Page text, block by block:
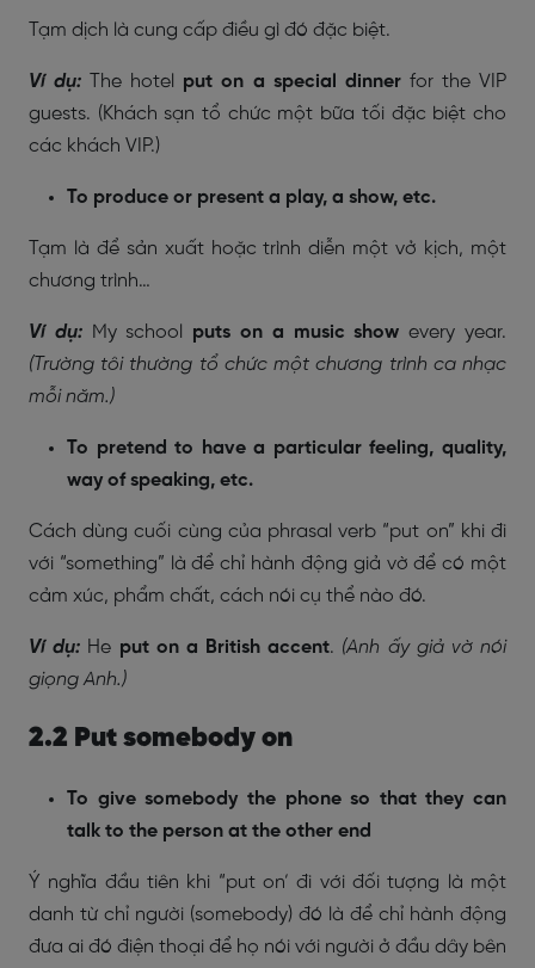
Tạm dịch là cung cấp điều gì đó đặc biệt.
Ví dụ: The hotel put on a special dinnerfor the VIP
guests. (Khách sạn tổ chức một bữa tối đặc biệt cho
các khách VIP.)
To produce or present a play, a show, etc.
Tạm là để sản xuất hoặc trình diễn một vở kịch, một
chương trình…
Ví dụ: My school puts on a music show every year.
(Trường tôi thường tổ chức một chương trình ca nhạc
mỗi năm.)
To pretend to have a particular feeling, quality,
way of speaking, etc.
Cách dùng cuối cùng của phrasal verb “put on” khi đi
với “something” là để chỉ hành động giả vờ để có một
cảm xúc, phẩm chất, cách nói cụ thể nào đó.
Ví dụ: He put on a British accent. (Anh ấy giả vờ nói
giọng Anh.)
2.2 Put somebody on
To give somebody the phone so that they can
talk to the person at the other end
Ý nghĩa đầu tiên khi “put on’ đi với đối tượng là một
danh từ chỉ người (somebody) đó là để chỉ hành động
đưa ai đó điện thoại để họ nói với người ở đầu dây bên